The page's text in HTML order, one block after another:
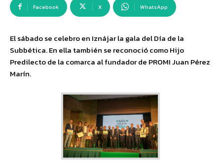
Facebook X WhatsApp
El sábado se celebro en Iznájar la gala del Día de la
Subbética. En ella también se reconoció como Hijo
Predilecto de la comarca al fundador de PROMI Juan Pérez
Marín.